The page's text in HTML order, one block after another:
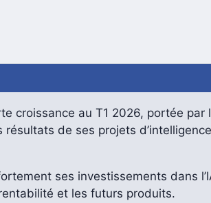
croissance au T1 2026, portée par
de ses projets d’intelligence
ses investissements dans
et les futurs produits.